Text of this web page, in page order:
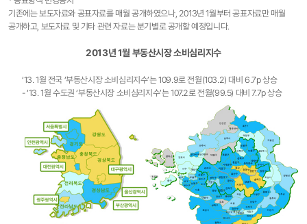
기존에는 보도자료와 공표자료를 매월 공개하였으나, 2013년 1월부터 공표자료만 매월
공개하고, 보도자료 및 기타 관련 자료는 분기별로 공개할 예정입니다.
2013년 1월 부동산시장 소비심리지수
‘13. 1월 전국 ‘부동산시장 소비심리지수’는 109.9로 전월(103.2) 대비 6.7p 상승
- ‘13. 1월 수도권 ‘부동산시장 소비심리지수’는 107.2로 전월(99.5) 대비 7.7p 상승